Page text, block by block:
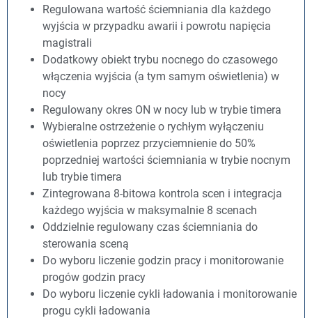
Regulowana wartość ściemniania dla każdego
wyjścia w przypadku awarii i powrotu napięcia
magistrali
Dodatkowy obiekt trybu nocnego do czasowego
włączenia wyjścia (a tym samym oświetlenia) w
nocy
Regulowany okres ON w nocy lub w trybie timera
Wybieralne ostrzeżenie o rychłym wyłączeniu
oświetlenia poprzez przyciemnienie do 50%
poprzedniej wartości ściemniania w trybie nocnym
lub trybie timera
Zintegrowana 8-bitowa kontrola scen i integracja
każdego wyjścia w maksymalnie 8 scenach
Oddzielnie regulowany czas ściemniania do
sterowania sceną
Do wyboru liczenie godzin pracy i monitorowanie
progów godzin pracy
Do wyboru liczenie cykli ładowania i monitorowanie
progu cykli ładowania